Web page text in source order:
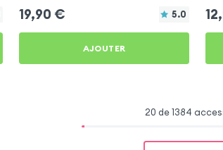
19,90 € 5.0
AJOUTER
20 de 1384